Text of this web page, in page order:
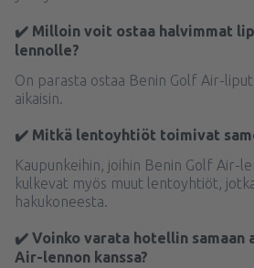
✔️ Milloin voit ostaa halvimmat
lennolle?
On parasta ostaa Benin Golf Air-
aikaisin.
✔️ Mitkä lentoyhtiöt toimivat
Kaupunkeihin, joihin Benin Golf Air-
kulkevat myös muut lentoyhtiöt,
hakukoneesta.
✔️ Voinko varata hotellin samaan
Air-lennon kanssa?